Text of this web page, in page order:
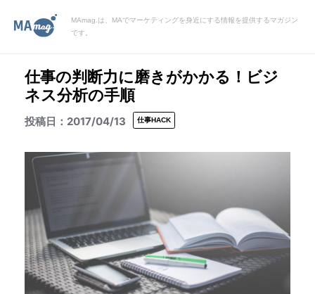
MAmag.は、MAでマーケティングを身近にする情報を提供するマガジン
です。
仕事の判断力に磨きがかかる！ビジ
ネス分析の手順
2017/04/13 仕事HACK